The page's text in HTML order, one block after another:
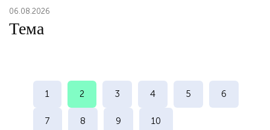
06.08.2026
Тема
1 2 3 4 5 6
7 8 9 10